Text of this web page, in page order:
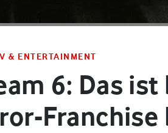
& ENTERTAINMENT
6: Das